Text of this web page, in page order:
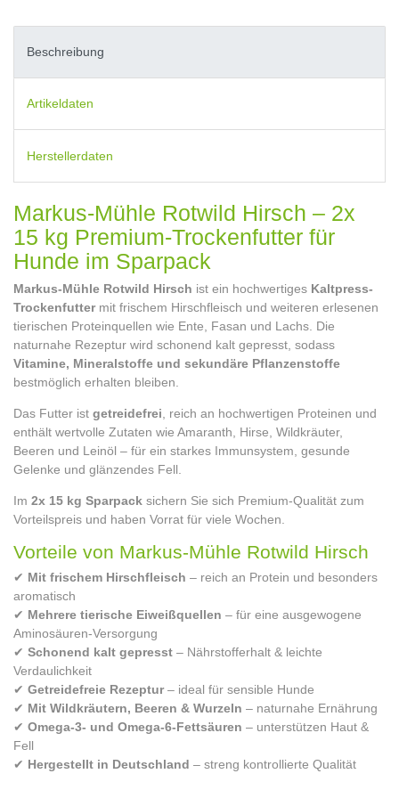
Beschreibung
Artikeldaten
Herstellerdaten
Markus-Mühle Rotwild Hirsch – 2x
15 kg Premium-Trockenfutter für
Hunde im Sparpack
Markus-Mühle Rotwild Hirsch ist ein hochwertiges Kaltpress-
Trockenfuttermit frischem Hirschfleisch und weiteren erlesenen
tierischen Proteinquellen wie Ente, Fasan und Lachs. Die
naturnahe Rezeptur wird schonend kalt gepresst, sodass
Vitamine, Mineralstoffe und sekundäre Pflanzenstoffe
bestmöglich erhalten bleiben.
Das Futter ist getreidefrei , reich an hochwertigen Proteinen und
enthält wertvolle Zutaten wie Amaranth, Hirse, Wildkräuter,
Beeren und Leinöl – für ein starkes Immunsystem, gesunde
Gelenke und glänzendes Fell.
Im 2x 15 kg Sparpack sichern Sie sich Premium-Qualität zum
Vorteilspreis und haben Vorrat für viele Wochen.
Vorteile von Markus-Mühle Rotwild Hirsch
✔ Mit frischem Hirschfleisch – reich an Protein und besonders
aromatisch
✔ Mehrere tierische Eiweißquellen – für eine ausgewogene
Aminosäuren-Versorgung
✔ Schonend kalt gepresst – Nährstofferhalt & leichte
Verdaulichkeit
✔ Getreidefreie Rezeptur– ideal für sensible Hunde
✔ Mit Wildkräutern, Beeren & Wurzeln – naturnahe Ernährung
✔ Omega-3- und Omega-6-Fettsäuren – unterstützen Haut &
Fell
✔ Hergestellt in Deutschland – streng kontrollierte Qualität